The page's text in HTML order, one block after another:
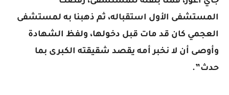
المستشفى الأول استقباله، ثم ذهبنا به لمستشفى
العجمي كان قد مات قبل دخولها، ولفظ الشهادة
وأوصى أن لا نخبر أمه يقصد شقيقته الكبرى بما
حدث”.